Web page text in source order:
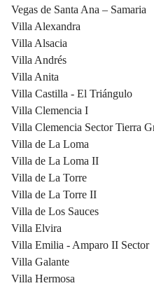
Vegas de Santa Ana – Samaria
Villa Alexandra
Villa Alsacia
Villa Andrés
Villa Anita
Villa Castilla - El Triángulo
Villa Clemencia I
Villa Clemencia Sector Tierra
Villa de La Loma
Villa de La Loma II
Villa de La Torre
Villa de La Torre II
Villa de Los Sauces
Villa Elvira
Villa Emilia - Amparo II Sector
Villa Galante
Villa Hermosa